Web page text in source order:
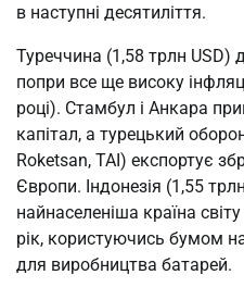
в наступні десятиліття.
Туреччина (1,58 трлн USD)
попри все ще високу
році). Стамбул і Анкара
капітал, а турецький
Roketsan, TAI) експортує
Європи. Індонезія (1,55
найнаселеніша країна
рік, користуючись бумом на
для виробництва батарей.